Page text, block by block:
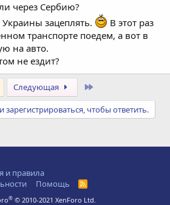
через Сербию?
зацеплять.
В этот раз
транспорте поедем, а вот в
на авто.
не ездит?
Следующая
чтобы ответить.
и правила
Помощь
R
S
® © 2010-2021 XenForo Ltd.